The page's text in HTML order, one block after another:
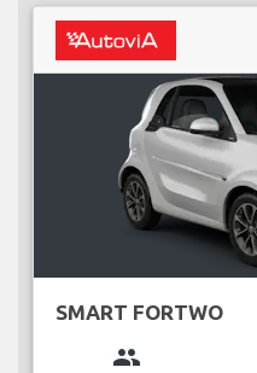
SMART FORTWO
group